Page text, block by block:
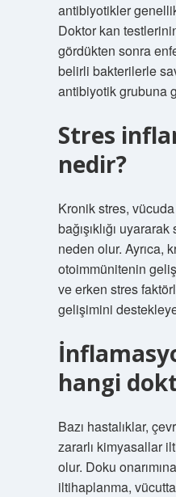
antibiyotikler
Doktor kan
gördükten sonra
belirli bakterilerle
antibiyotik grubuna
Stres
nedir?
Kronik stres,
bağışıklığı
neden olur. Ayrıca,
otoimmünitenin
ve erken stres
gelişimini
hangi
Bazı hastalıklar,
zararlı kimyasallar
olur. Doku
iltihaplanma,